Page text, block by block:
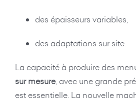
des épaisseurs variables,
des adaptations sur site.
La capacité à produire des
sur mesure, avec une grande
est essentielle. La nouvelle